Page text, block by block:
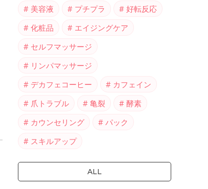
美容液
プチプラ
好転反応
化粧品
エイジングケア
セルフマッサージ
リンパマッサージ
デカフェコーヒー
カフェイン
爪トラブル
亀裂
酵素
カウンセリング
パック
スキルアップ
ALL